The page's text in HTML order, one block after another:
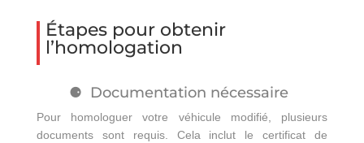
Étapes pour obtenir
l’homologation
Documentation nécessaire
Pour homologuer votre véhicule modifié, plusieurs
documents sont requis. Cela inclut le certificat de